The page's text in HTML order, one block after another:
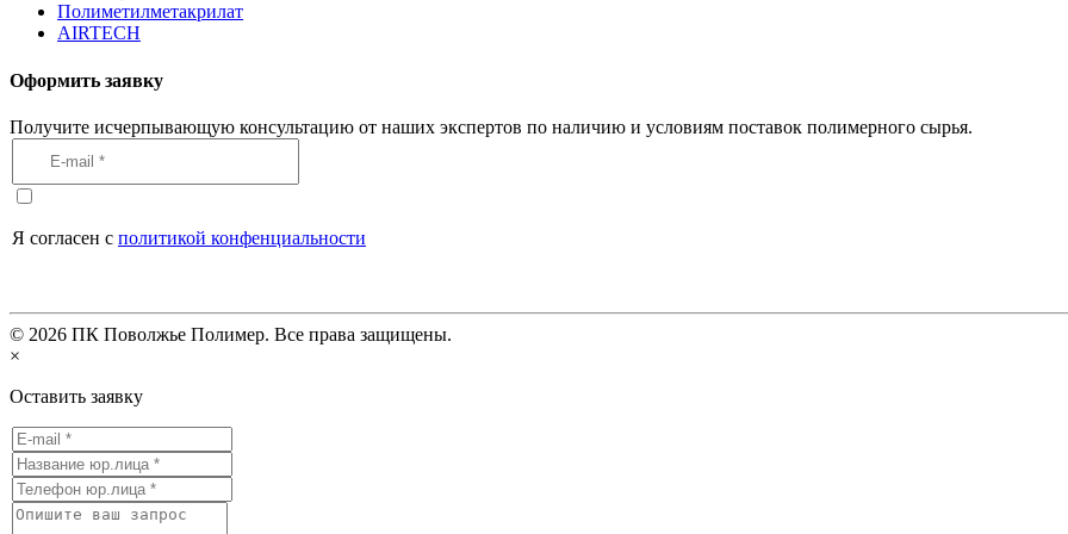
Полиметилметакрилат
AIRTECH
Оформить заявку
Получите исчерпывающую консультацию от наших экспертов по наличию и условиям поставок полимерного сырья.
Я согласен с политикой конфенциальности
© 2026 ПК Поволжье Полимер. Все права защищены.
×
Оставить заявку